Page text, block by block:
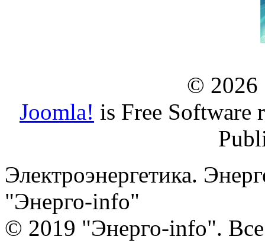
© 2026
Joomla! is Free Software
Электроэнергетика.
"Энерго-info"
© 2019 "Энерго-info".